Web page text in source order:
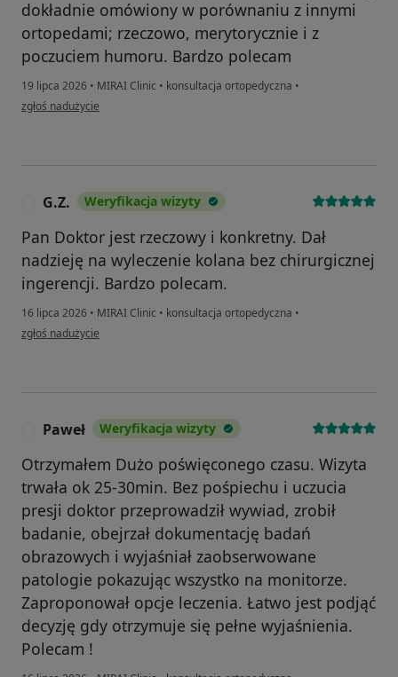
dokładnie omówiony w porównaniu z innymi
ortopedami; rzeczowo, merytorycznie i z
poczuciem humoru. Bardzo polecam
19 lipca 2026 • MIRAI Clinic • konsultacja ortopedyczna •
w opinii użytkownika Asia
zgłoś nadużycie
G.Z. Weryfikacja wizyty
Pan Doktor jest rzeczowy i konkretny. Dał
nadzieję na wyleczenie kolana bez chirurgicznej
ingerencji. Bardzo polecam.
16 lipca 2026 • MIRAI Clinic • konsultacja ortopedyczna •
w opinii użytkownika G.Z.
zgłoś nadużycie
Paweł Weryfikacja wizyty
Otrzymałem Dużo poświęconego czasu. Wizyta
trwała ok 25-30min. Bez pośpiechu i uczucia
presji doktor przeprowadził wywiad, zrobił
badanie, obejrzał dokumentację badań
obrazowych i wyjaśniał zaobserwowane
patologie pokazując wszystko na monitorze.
Zaproponował opcje leczenia. Łatwo jest podjąć
decyzję gdy otrzymuje się pełne wyjaśnienia.
Polecam !